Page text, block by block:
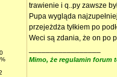
trawienie i q..py zawsze
Pupa wygląda
przejeżdża tyłkiem po
Weci są zdania, że on po
Mimo, że regulamin forum